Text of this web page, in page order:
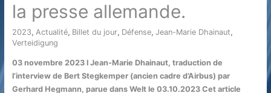
la presse allemande.
2023, Actualité, Billet du jour, Défense, Jean-Marie Dhainaut,
Verteidigung
03 novembre 2023 l Jean-Marie Dhainaut, traduction de
l’interview de Bert Stegkemper (ancien cadre d’Airbus) par
Gerhard Hegmann, parue dans Welt le 03.10.2023 Cet article